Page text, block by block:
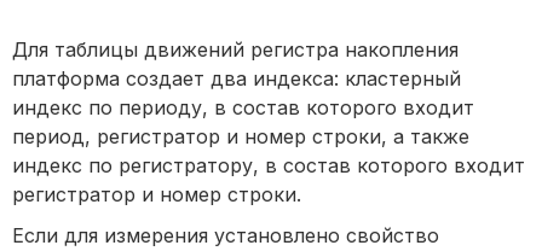
Для таблицы движений регистра накопления
платформа создает два индекса: кластерный
индекс по периоду, в состав которого входит
период, регистратор и номер строки, а также
индекс по регистратору, в состав которого входит
регистратор и номер строки.
Если для измерения установлено свойство